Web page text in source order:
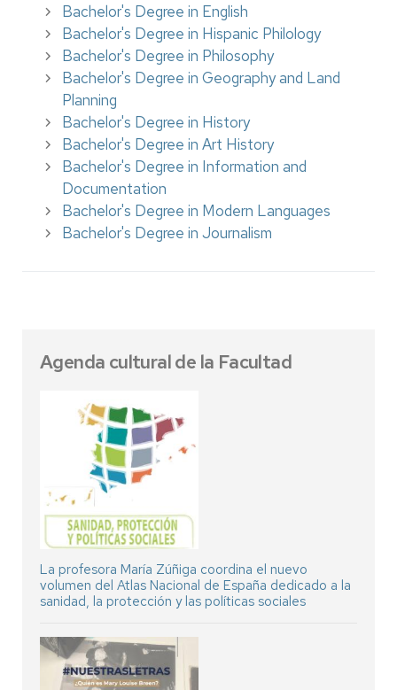
Bachelor's Degree in English
Bachelor's Degree in Hispanic Philology
Bachelor's Degree in Philosophy
Bachelor's Degree in Geography and Land
Planning
Bachelor's Degree in History
Bachelor's Degree in Art History
Bachelor's Degree in Information and
Documentation
Bachelor's Degree in Modern Languages
Bachelor's Degree in Journalism
Agenda cultural de la Facultad
La profesora María Zúñiga coordina el nuevo
volumen del Atlas Nacional de España dedicado a la
sanidad, la protección y las políticas sociales